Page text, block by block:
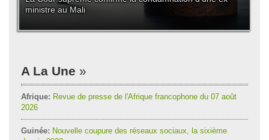
ministre au Mali
A La Une
Afrique: Revue de presse de l'Afrique francophone du 07 août
2026
Guinée: Nouvelle coupure des réseaux sociaux, la sixième